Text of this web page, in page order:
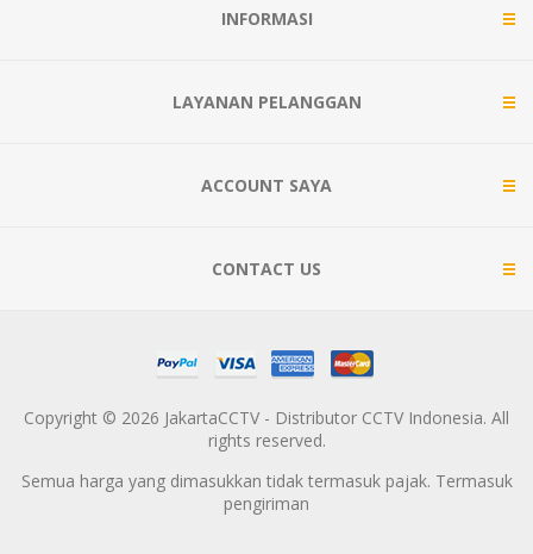
INFORMASI
LAYANAN PELANGGAN
ACCOUNT SAYA
CONTACT US
Copyright © 2026 JakartaCCTV - Distributor CCTV Indonesia. All
rights reserved.
Semua harga yang dimasukkan tidak termasuk pajak. Termasuk
pengiriman